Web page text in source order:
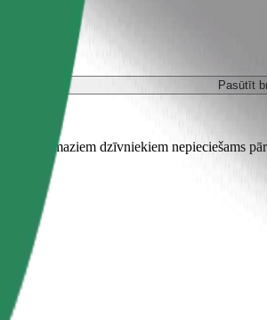
Pasūtīt
maziem dzīvniekiem nepieciešams